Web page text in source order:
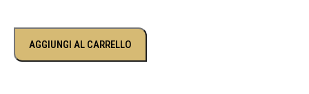
AGGIUNGI AL CARRELLO